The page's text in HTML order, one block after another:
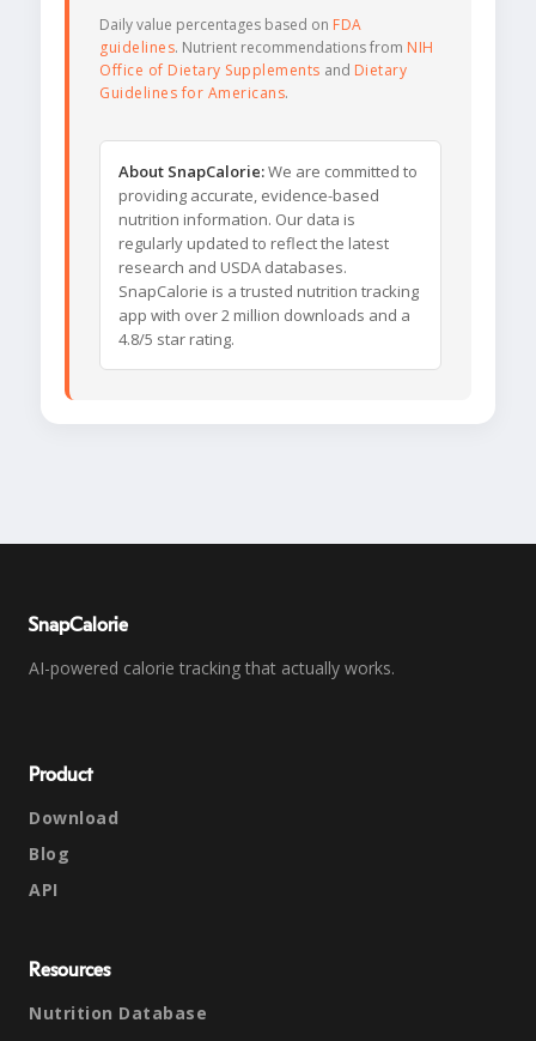
Daily value percentages based on FDA
guidelines. Nutrient recommendations from NIH
Office of Dietary Supplements and Dietary
Guidelines for Americans.
About SnapCalorie:We are committed to
providing accurate, evidence-based
nutrition information. Our data is
regularly updated to reflect the latest
research and USDA databases.
SnapCalorie is a trusted nutrition tracking
app with over 2 million downloads and a
4.8/5 star rating.
SnapCalorie
AI-powered calorie tracking that actually works.
Product
Download
Blog
API
Resources
Nutrition Database